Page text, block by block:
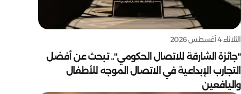
الثلاثاء 4 أغسطس 2026
"جائزة الشارقة للاتصال الحكومي".. تبحث عن أفضل
التجارب الإبداعية في الاتصال الموجه للأطفال
واليافعين